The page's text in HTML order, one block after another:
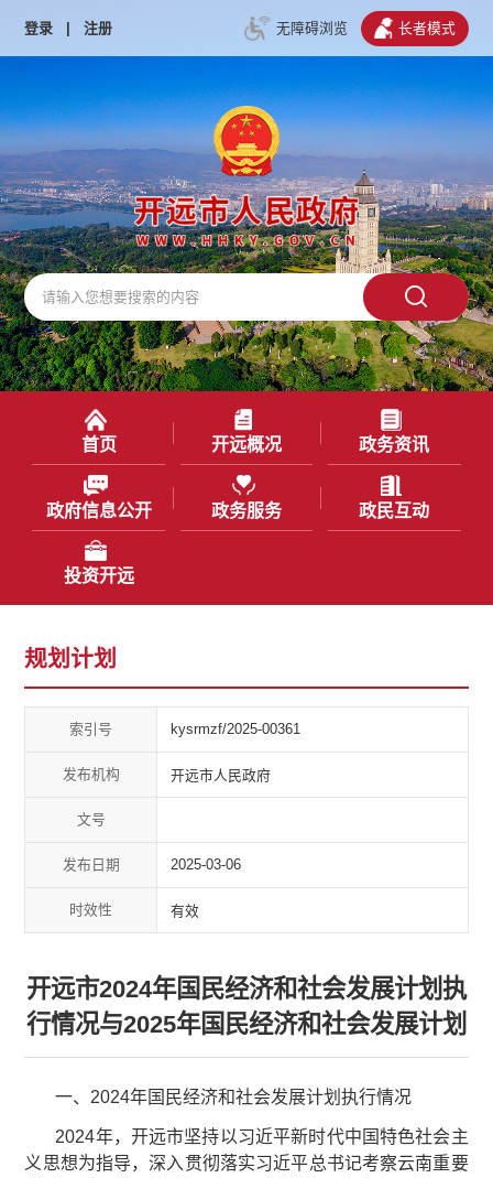
登录 | 注册 无障碍浏览 长者模式
首页 开远概况 政务资讯
政府信息公开 政务服务 政民互动
投资开远
规划计划
索引号 kysrmzf/2025-00361
发布机构 开远市人民政府
文号
发布日期 2025-03-06
时效性 有效
开远市2024年国民经济和社会发展计划执
行情况与2025年国民经济和社会发展计划
一、2024年国民经济和社会发展计划执行情况
2024年，开远市坚持以习近平新时代中国特色社会主
义思想为指导，深入贯彻落实习近平总书记考察云南重要